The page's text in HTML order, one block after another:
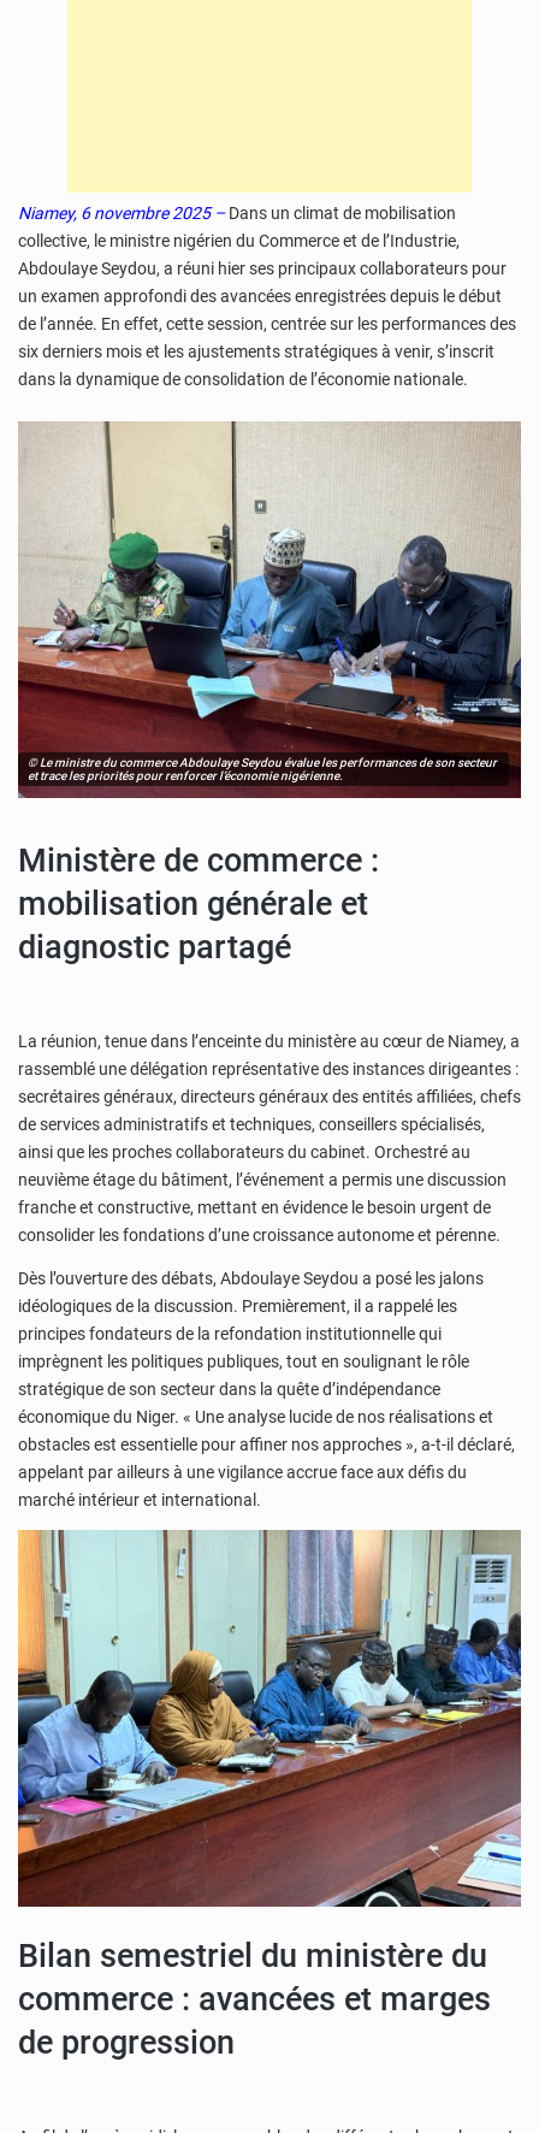
Niamey, 6 novembre 2025 –Dans un climat de mobilisation
collective, le ministre nigérien du Commerce et de l’Industrie,
Abdoulaye Seydou, a réuni hier ses principaux collaborateurs pour
un examen approfondi des avancées enregistrées depuis le début
de l’année. En effet, cette session, centrée sur les performances des
six derniers mois et les ajustements stratégiques à venir, s’inscrit
dans la dynamique de consolidation de l’économie nationale.
© Le ministre du commerce Abdoulaye Seydou évalue les performances de son secteur
et trace les priorités pour renforcer l’économie nigérienne.
Ministère de commerce :
mobilisation générale et
diagnostic partagé
La réunion, tenue dans l’enceinte du ministère au cœur de Niamey, a
rassemblé une délégation représentative des instances dirigeantes :
secrétaires généraux, directeurs généraux des entités affiliées, chefs
de services administratifs et techniques, conseillers spécialisés,
ainsi que les proches collaborateurs du cabinet. Orchestré au
neuvième étage du bâtiment, l’événement a permis une discussion
franche et constructive, mettant en évidence le besoin urgent de
consolider les fondations d’une croissance autonome et pérenne.
Dès l’ouverture des débats, Abdoulaye Seydou a posé les jalons
idéologiques de la discussion. Premièrement, il a rappelé les
principes fondateurs de la refondation institutionnelle qui
imprègnent les politiques publiques, tout en soulignant le rôle
stratégique de son secteur dans la quête d’indépendance
économique du Niger. « Une analyse lucide de nos réalisations et
obstacles est essentielle pour affiner nos approches », a-t-il déclaré,
appelant par ailleurs à une vigilance accrue face aux défis du
marché intérieur et international.
Bilan semestriel du ministère du
commerce : avancées et marges
de progression